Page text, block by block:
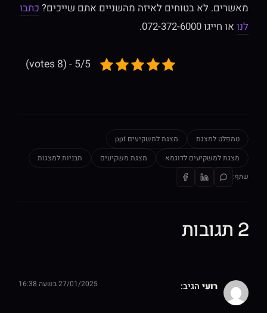
מאשרים. לא בטוחים לאיזה מהשניים אתם שייכים?כתבו
לנואו חייגו 072-372-6000.
5/5 - (8 votes)
טמפלט למצגת
מצגת למשקיעים ppt
מצגת למשקיעים לדוגמא
מצגת משקיעים תבניות למצגות
שתף:
2 תגובות
רועיהגיב: 27/01/2025 בשעה 16:38